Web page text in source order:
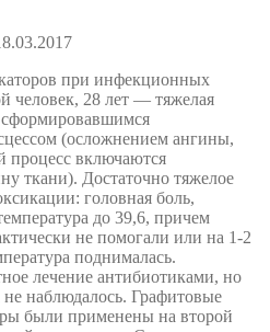
при инфекционных
человек, 28 лет — тяжелая
сформировавшимся
(осложнением ангины,
процесс включаются
ткани). Достаточно тяжелое
головная боль,
до 39,6, причем
не помогали или на 1-2
поднималась.
лечение антибиотиками, но
наблюдалось. Графитовые
были применены на второй